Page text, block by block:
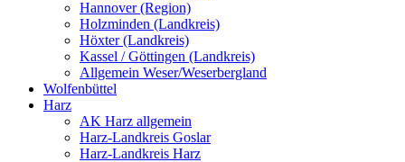
Hannover (Region)
Holzminden (Landkreis)
Höxter (Landkreis)
Kassel / Göttingen (Landkreis)
Allgemein Weser/Weserbergland
Wolfenbüttel
Harz
AK Harz allgemein
Harz-Landkreis Goslar
Harz-Landkreis Harz